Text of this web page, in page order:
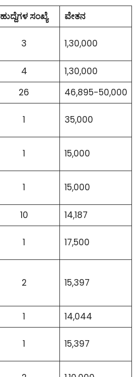
ಹುದ್ದೆಗಳ ಸಂಖ್ಯೆ
ವೇತನ
3 1,30,000
4
1,30,000
26
46,895-50,000
1 35,000
1 15,000
1 15,000
10
14,187
1 17,500
2 15,397
1
14,044
1 15,397